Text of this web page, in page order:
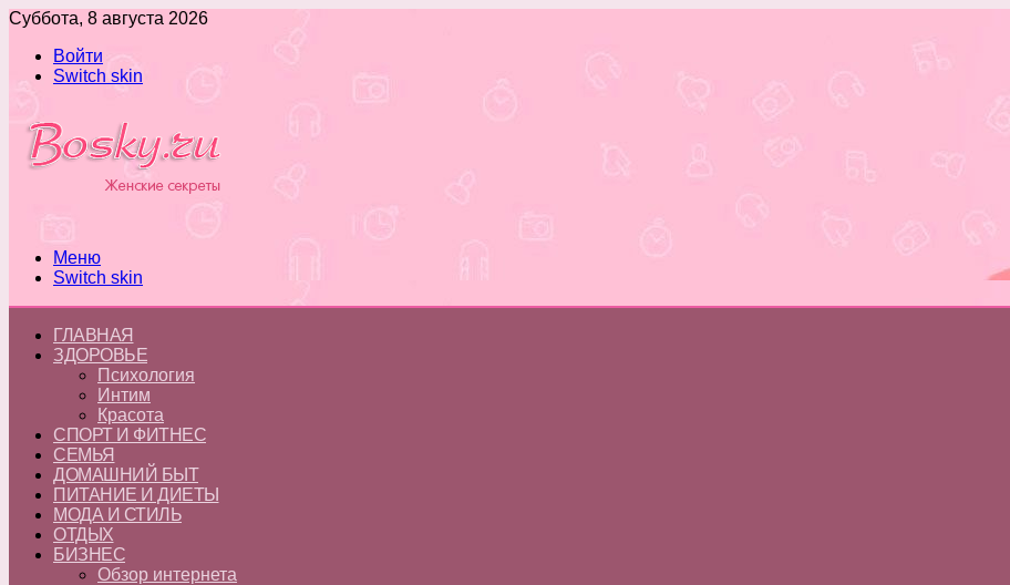
Суббота, 8 августа 2026
Войти
Switch skin
Меню
Switch skin
ГЛАВНАЯ
ЗДОРОВЬЕ
Психология
Интим
Красота
СПОРТ И ФИТНЕС
СЕМЬЯ
ДОМАШНИЙ БЫТ
ПИТАНИЕ И ДИЕТЫ
МОДА И СТИЛЬ
ОТДЫХ
БИЗНЕС
Обзор интернета